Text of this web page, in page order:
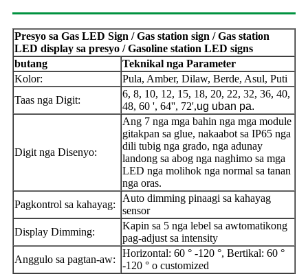
Presyo sa Gas LED Sign / Gas station sign / Gas station
LED display sa presyo / Gasoline station LED signs
butang
Teknikal nga Parameter
Kolor:
Pula, Amber, Dilaw, Berde, Asul, Puti
Taas nga Digit:
6, 8, 10, 12, 15, 18, 20, 22, 32, 36, 40,
48, 60 ', 64'', 72',ug uban pa.
Digit nga Disenyo:
Ang 7 nga mga bahin nga mga module
gitakpan sa glue, nakaabot sa IP65 nga
dili tubig nga grado, nga adunay
landong sa abog nga naghimo sa mga
LED nga molihok nga normal sa tanan
nga oras.
Pagkontrol sa kahayag:
Auto dimming pinaagi sa kahayag
sensor
Display Dimming:
Kapin sa 5 nga lebel sa awtomatikong
pag-adjust sa intensity
Anggulo sa pagtan-aw:
Horizontal: 60 ° -120 °, Bertikal: 60 °
-120 ° o customized